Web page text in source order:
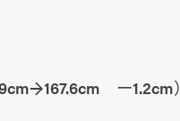
ー1.2cm）